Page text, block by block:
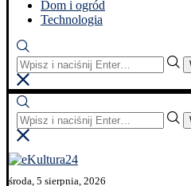
Dom i ogród
Technologia
środa, 5 sierpnia, 2026